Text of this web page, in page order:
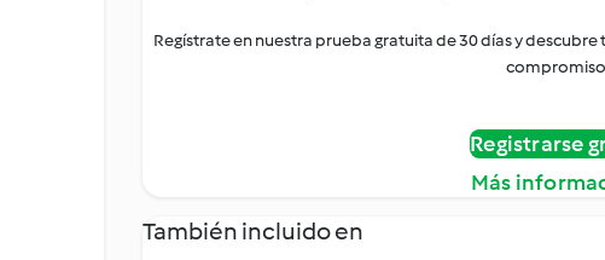
Regístrate en nuestra prueba gratuita de 30 días y
Registrarse
Más
También incluido en